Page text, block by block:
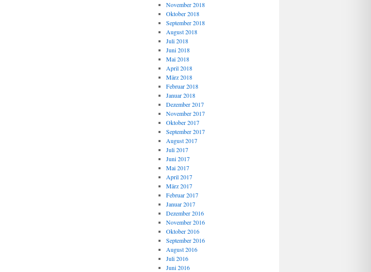
November 2018
Oktober 2018
September 2018
August 2018
Juli 2018
Juni 2018
Mai 2018
April 2018
März 2018
Februar 2018
Januar 2018
Dezember 2017
November 2017
Oktober 2017
September 2017
August 2017
Juli 2017
Juni 2017
Mai 2017
April 2017
März 2017
Februar 2017
Januar 2017
Dezember 2016
November 2016
Oktober 2016
September 2016
August 2016
Juli 2016
Juni 2016